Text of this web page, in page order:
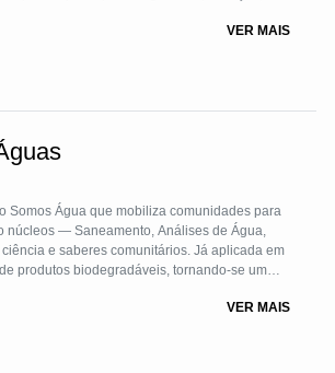
VER MAIS
Somos Água que mobiliza comunidades para
núcleos — Saneamento, Análises de Água,
e saberes comunitários. Já aplicada em
produtos biodegradáveis, tornando-se um
VER MAIS